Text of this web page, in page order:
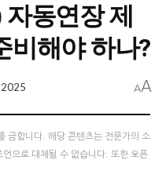
자동연장 제
비해야 하나?
AA
금합니다. 해당 콘텐츠는 전문가의 소
으로 대체될 수 없습니다. 또한 오픈